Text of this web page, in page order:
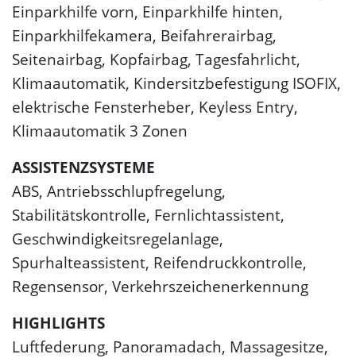
Einparkhilfe vorn, Einparkhilfe hinten,
Einparkhilfekamera, Beifahrerairbag,
Seitenairbag, Kopfairbag, Tagesfahrlicht,
Klimaautomatik, Kindersitzbefestigung ISOFIX,
elektrische Fensterheber, Keyless Entry,
Klimaautomatik 3 Zonen
ASSISTENZSYSTEME
ABS, Antriebsschlupfregelung,
Stabilitätskontrolle, Fernlichtassistent,
Geschwindigkeitsregelanlage,
Spurhalteassistent, Reifendruckkontrolle,
Regensensor, Verkehrszeichenerkennung
HIGHLIGHTS
Luftfederung, Panoramadach, Massagesitze,